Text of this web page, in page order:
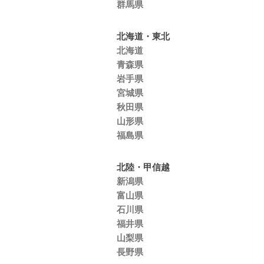
群馬県
北海道・東北
北海道
青森県
岩手県
宮城県
秋田県
山形県
福島県
北陸・甲信越
新潟県
富山県
石川県
福井県
山梨県
長野県